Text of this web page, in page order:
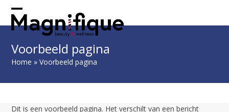
contentOpen
mobile
menu
Close
mobile
menu
Voorbeeld pagina
Home »Voorbeeld pagina
Dit is een voorbeeld pagina. Het verschilt van een bericht